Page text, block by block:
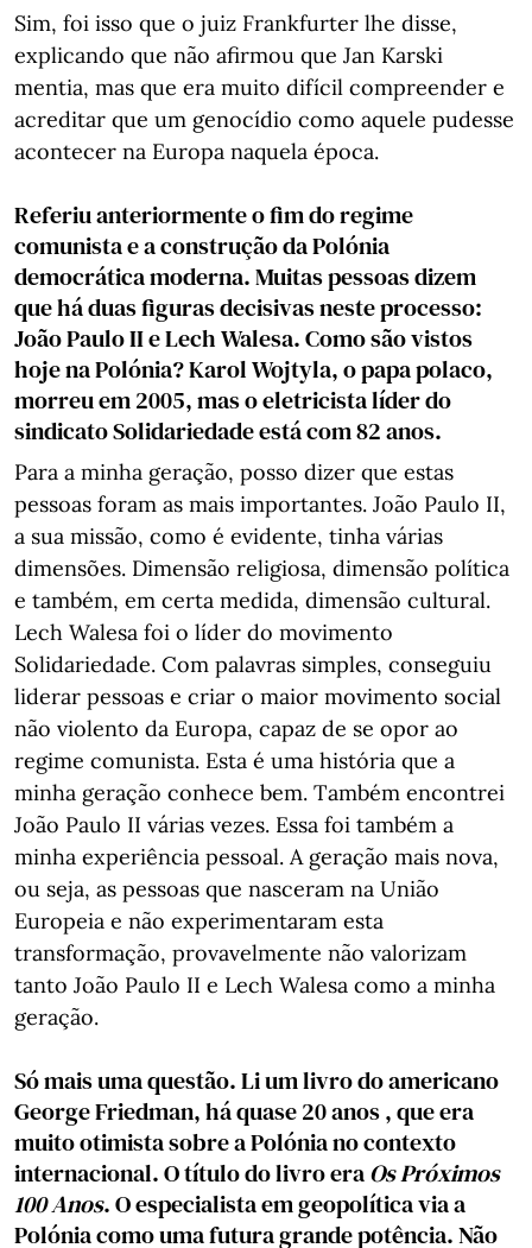
Sim, foi isso que o juiz Frankfurter lhe disse,
explicando que não afirmou que Jan Karski
mentia, mas que era muito difícil compreender e
acreditar que um genocídio como aquele pudesse
acontecer na Europa naquela época.
Referiu anteriormente o fim do regime
comunista e a construção da Polónia
democrática moderna. Muitas pessoas dizem
que há duas figuras decisivas neste processo:
João Paulo II e Lech Walesa. Como são vistos
hoje na Polónia? Karol Wojtyla, o papa polaco,
morreu em 2005, mas o eletricista líder do
sindicato Solidariedade está com 82 anos.
Para a minha geração, posso dizer que estas
pessoas foram as mais importantes. João Paulo II,
a sua missão, como é evidente, tinha várias
dimensões. Dimensão religiosa, dimensão política
e também, em certa medida, dimensão cultural.
Lech Walesa foi o líder do movimento
Solidariedade. Com palavras simples, conseguiu
liderar pessoas e criar o maior movimento social
não violento da Europa, capaz de se opor ao
regime comunista. Esta é uma história que a
minha geração conhece bem. Também encontrei
João Paulo II várias vezes. Essa foi também a
minha experiência pessoal. A geração mais nova,
ou seja, as pessoas que nasceram na União
Europeia e não experimentaram esta
transformação, provavelmente não valorizam
tanto João Paulo II e Lech Walesa como a minha
geração.
Só mais uma questão. Li um livro do americano
George Friedman, há quase 20 anos , que era
muito otimista sobre a Polónia no contexto
internacional. O título do livro eraOs Próximos
100 Anos. O especialista em geopolítica via a
Polónia como uma futura grande potência. Não